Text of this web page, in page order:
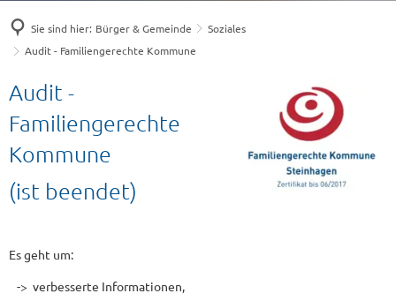
Sie sind hier: Bürger & Gemeinde
Soziales
Audit - Familiengerechte Kommune
Audit
Familiengerechte
Kommune
Audit -
Familiengerechte
Kommune
(ist beendet)
Es geht um:
-> verbesserte Informationen,